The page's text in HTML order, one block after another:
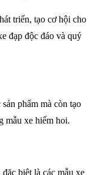
triển, tạo cơ hội cho
đạp độc đáo và quý
phẩm mà còn tạo
mẫu xe hiếm hoi.
biệt là các mẫu xe